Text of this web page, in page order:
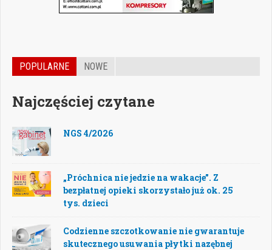
POPULARNE NOWE
Najczęściej czytane
NGS 4/2026
„Próchnica nie jedzie na wakacje”. Z
bezpłatnej opieki skorzystało już ok. 25
tys. dzieci
Codzienne szczotkowanie nie gwarantuje
skutecznego usuwania płytki nazębnej